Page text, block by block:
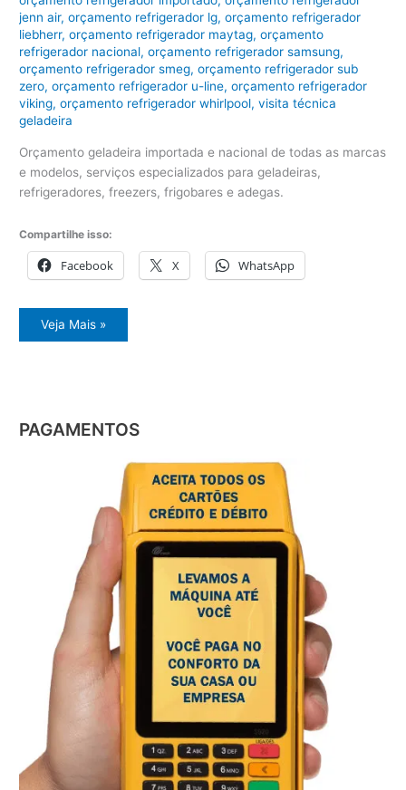
jenn air,orçamento refrigerador lg,orçamento refrigerador
liebherr,orçamento refrigerador maytag,orçamento
refrigerador nacional,orçamento refrigerador samsung,
orçamento refrigerador smeg,orçamento refrigerador sub
zero,orçamento refrigerador u-line,orçamento refrigerador
viking,orçamento refrigerador whirlpool,visita técnica
geladeira
Orçamento geladeira importada e nacional de todas as marcas
e modelos, serviços especializados para geladeiras,
refrigeradores, freezers, frigobares e adegas.
Compartilhe isso:
Facebook X WhatsApp
Orçamento
geladeira
Veja Mais »
PAGAMENTOS